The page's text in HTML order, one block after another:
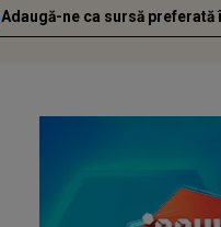
Adaugă-ne ca sursă preferată